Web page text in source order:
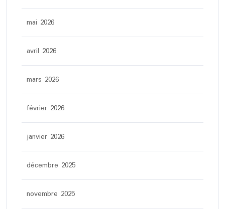
mai 2026
avril 2026
mars 2026
février 2026
janvier 2026
décembre 2025
novembre 2025